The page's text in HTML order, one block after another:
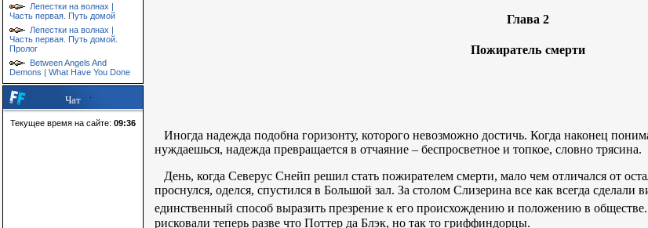
Лепестки на волнах |
Часть первая. Путь домой
Лепестки на волнах |
Часть первая. Путь домой.
Пролог
Between Angels And
Demons | What Have You Done
Чат
Текущее время на сайте: 09:36
Глава 2
Пожиратель смерти
Иногда надежда подобна горизонту, которого невозможно достичь. Когда наконец
нуждаешься, надежда превращается в отчаяние – беспросветное и топкое, словно трясина.
День, когда Северус Снейп решил стать пожирателем смерти, мало чем отличался от
проснулся, оделся, спустился в Большой зал. За столом Слизерина все как всегда сделали
единственный способ выразить презрение к его происхождению и положению в
рисковали теперь разве что Поттер да Блэк, но так то гриффиндорцы.